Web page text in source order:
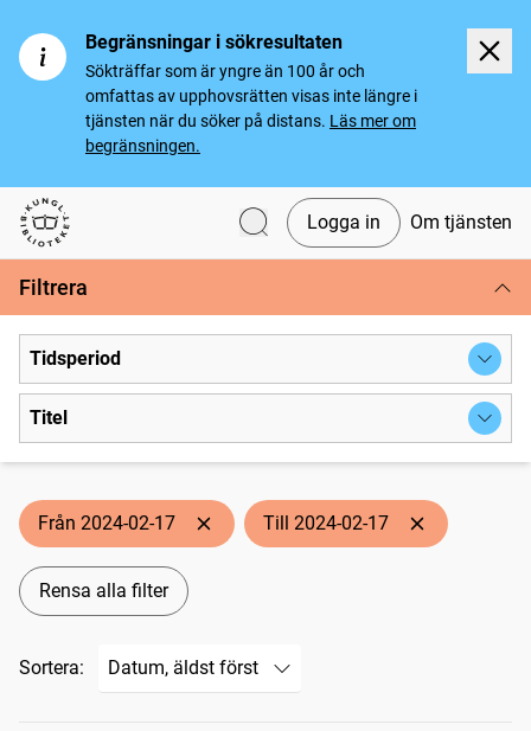
Begränsningar i sökresultaten
Sökträffar som är yngre än 100 år och
omfattas av upphovsrätten visas inte längre i
tjänsten när du söker på distans. Läs mer om
begränsningen.
Svenska tidningar
Logga in Om tjänsten
Filtrera
Tidsperiod
Titel
Från 2024-02-17 Till 2024-02-17
Rensa alla filter
Sortera: